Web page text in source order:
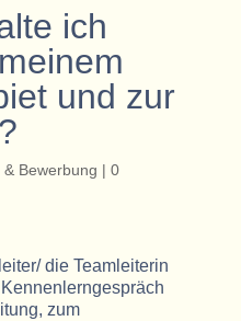
ich
und zur
Bewerbung | 0
die Teamleiterin
zum